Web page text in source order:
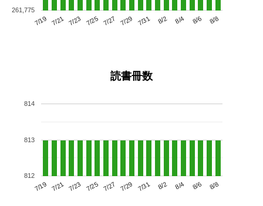
7/19 7/21 7/23 7/25 7/27 7/29 7/31 8/2 8/4 8/6 8/8
261,775
読書冊数
7/19 7/21 7/23 7/25 7/27 7/29 7/31 8/2 8/4 8/6 8/8
812
813
814